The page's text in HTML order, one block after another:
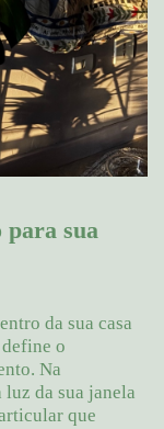
para sua
da sua casa
o
Na
luz da sua janela
que